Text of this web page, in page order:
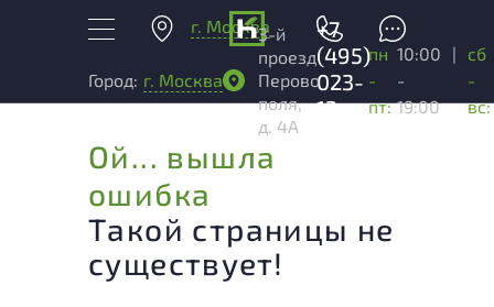
г. Москва
+7
(495)
023-
13-
Город: г. Москва
3-й
проезд
Перово
поля,
д. 4А
пн
-
пт:
10:00
-
19:00
|
сб
-
вс:
Ой... вышла
ошибка
Такой страницы не
существует!